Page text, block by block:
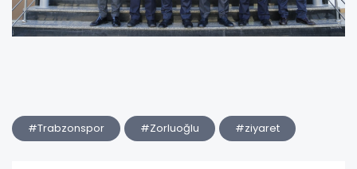
#Trabzonspor #Zorluoğlu #ziyaret